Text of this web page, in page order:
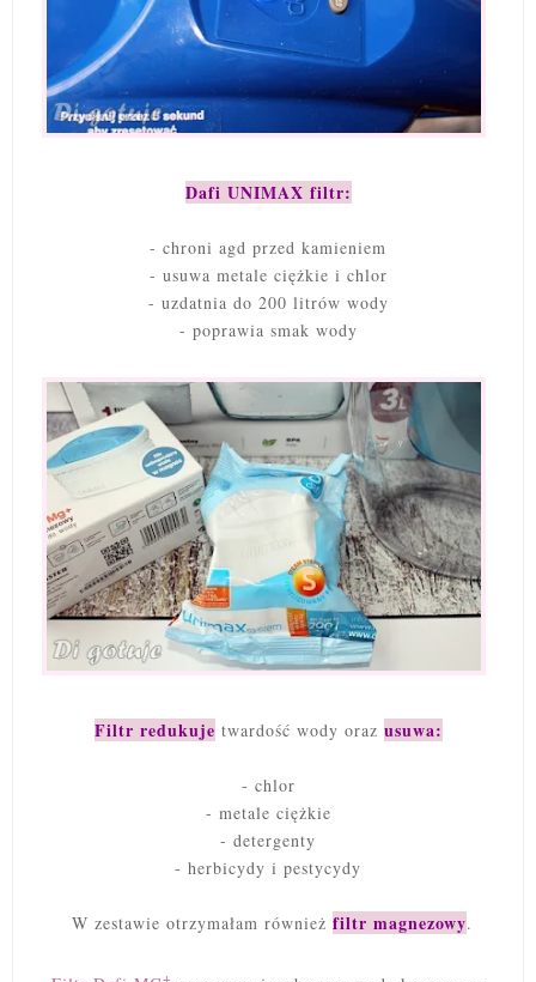
Dafi UNIMAX filtr:
- chroni agd przed kamieniem
- usuwa metale ciężkie i chlor
- uzdatnia do 200 litrów wody
- poprawia smak wody
Filtr redukuje twardość wody oraz usuwa:
- chlor
- metale ciężkie
- detergenty
- herbicydy i pestycydy
W zestawie otrzymałam również filtr magnezowy.
+